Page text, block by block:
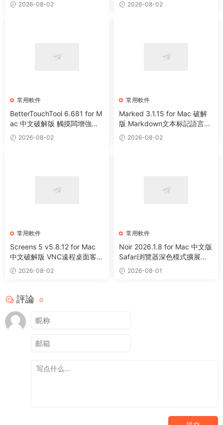
2026-08-02 2026-08-02
常用軟件
BetterTouchTool 6.681 for M
ac 中文破解版 觸摸闆增強工
具 2026-08-02
常用軟件
Marked 3.1.15 for Mac 破解
版 Markdown文本标記語言預
覽工具
2026-08-02
常用軟件
Screens 5 v5.8.12 for Mac
中文破解版 VNC遠程桌面客戶
端應用程序
2026-08-02
常用軟件
Noir 2026.1.8 for Mac 中文版
Safari浏覽器深色模式擴展程
序 2026-08-01
評論 0